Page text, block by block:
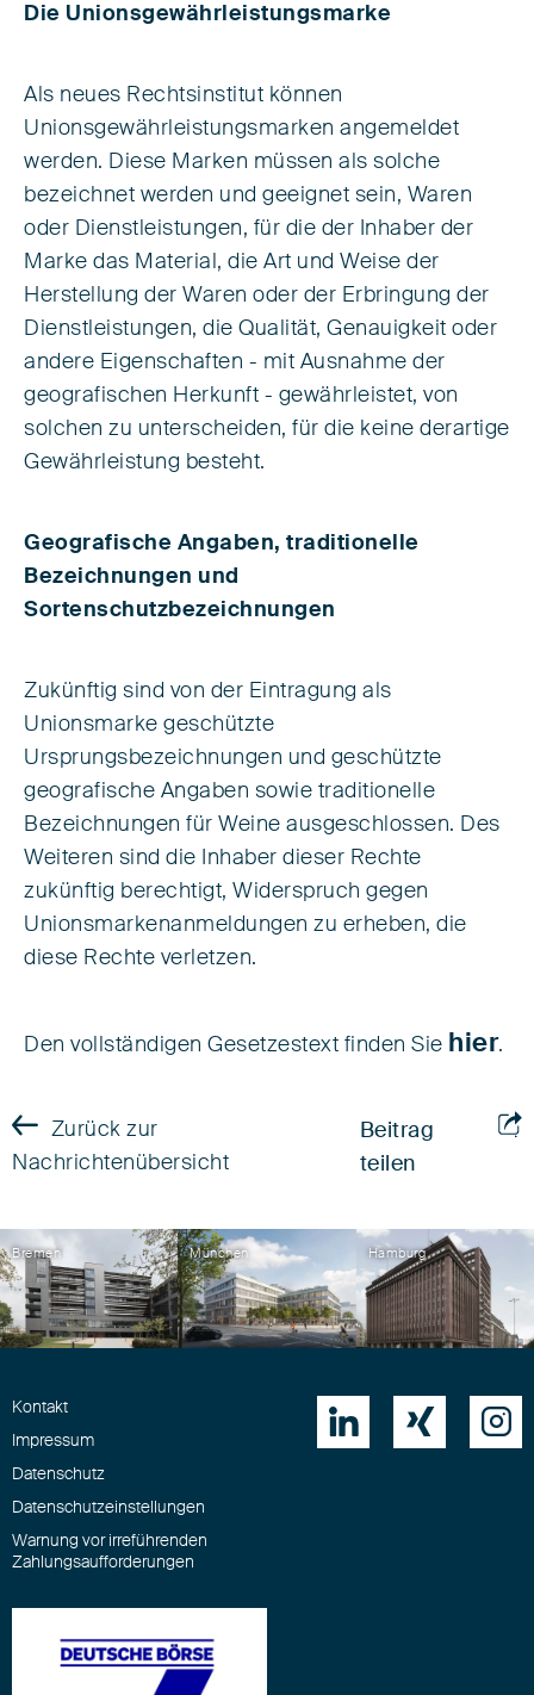
Die Unionsgewährleistungsmarke
Als neues Rechtsinstitut können
Unionsgewährleistungsmarken angemeldet
werden. Diese Marken müssen als solche
bezeichnet werden und geeignet sein, Waren
oder Dienstleistungen, für die der Inhaber der
Marke das Material, die Art und Weise der
Herstellung der Waren oder der Erbringung der
Dienstleistungen, die Qualität, Genauigkeit oder
andere Eigenschaften - mit Ausnahme der
geografischen Herkunft - gewährleistet, von
solchen zu unterscheiden, für die keine derartige
Gewährleistung besteht.
Geografische Angaben, traditionelle
Bezeichnungen und
Sortenschutzbezeichnungen
Zukünftig sind von der Eintragung als
Unionsmarke geschützte
Ursprungsbezeichnungen und geschützte
geografische Angaben sowie traditionelle
Bezeichnungen für Weine ausgeschlossen. Des
Weiteren sind die Inhaber dieser Rechte
zukünftig berechtigt, Widerspruch gegen
Unionsmarkenanmeldungen zu erheben, die
diese Rechte verletzen.
Den vollständigen Gesetzestext finden Sie hier.
Zurück zur
Nachrichtenübersicht
Beitrag
teilen
Bremen München Hamburg
Kontakt
Impressum
Datenschutz
Datenschutzeinstellungen
Warnung vor irreführenden
Zahlungsaufforderungen
  